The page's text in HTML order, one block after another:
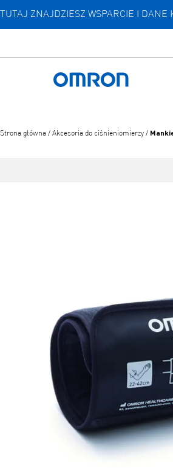
Przejdź
głównej
TUTAJ ZNAJDZIESZ WSPARCIE I
Powrót do domu
Strona główna / Akcesoria do ciśnieniomierzy /